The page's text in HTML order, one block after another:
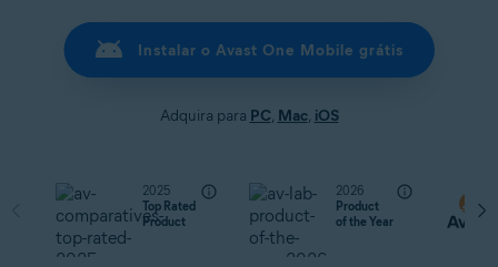
Instalar o Avast One Mobile grátis
Adquira para PC, Mac, iOS
2025
Top Rated
Product
2026
Product
of the Year